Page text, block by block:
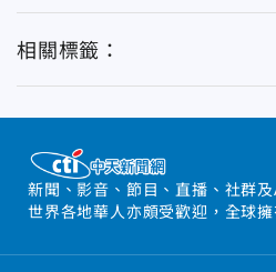
相關標籤：
新聞、影音、節目、直播、社群
世界各地華人亦頗受歡迎，全球